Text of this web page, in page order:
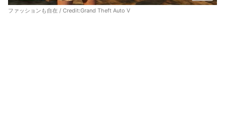
ファッションも自在 / Credit:Grand Theft Auto V